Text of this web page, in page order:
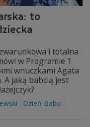
to
i totalna
w Programie 1
wnuczkami Agata
A jaką babcią jest
Dzień Babci